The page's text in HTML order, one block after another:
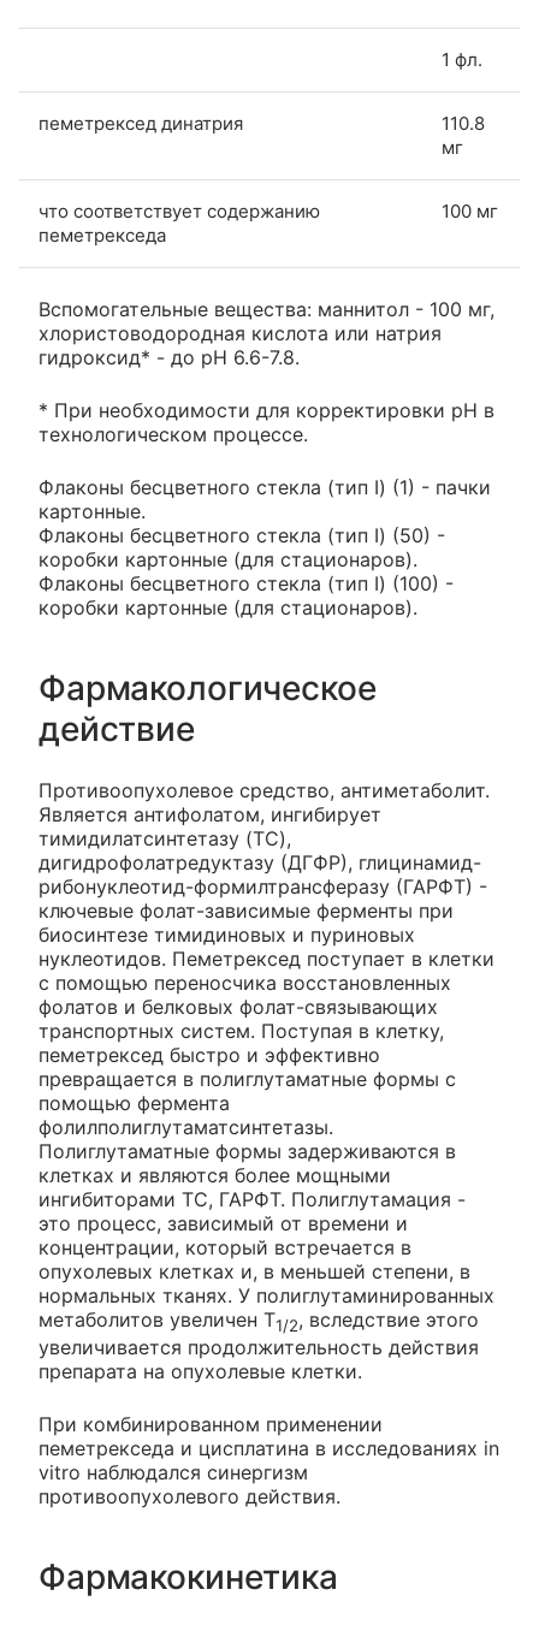
1 фл.
пеметрексед динатрия
110.8
мг
что соответствует содержанию
пеметрекседа
100 мг
Вспомогательные вещества: маннитол - 100 мг,
хлористоводородная кислота или натрия
гидроксид* - до рН 6.6-7.8.
* При необходимости для корректировки рН в
технологическом процессе.
Флаконы бесцветного стекла (тип I) (1) - пачки
картонные.
Флаконы бесцветного стекла (тип I) (50) -
коробки картонные (для стационаров).
Флаконы бесцветного стекла (тип I) (100) -
коробки картонные (для стационаров).
Фармакологическое
действие
Противоопухолевое средство, антиметаболит.
Является антифолатом, ингибирует
тимидилатсинтетазу (TC),
дигидрофолатредуктазу (ДГФР), глицинамид-
рибонуклеотид-формилтрансферазу (ГАРФТ) -
ключевые фолат-зависимые ферменты при
биосинтезе тимидиновых и пуриновых
нуклеотидов. Пеметрексед поступает в клетки
с помощью переносчика восстановленных
фолатов и белковых фолат-связывающих
транспортных систем. Поступая в клетку,
пеметрексед быстро и эффективно
превращается в полиглутаматные формы с
помощью фермента
фолилполиглутаматсинтетазы.
Полиглутаматные формы задерживаются в
клетках и являются более мощными
ингибиторами ТС, ГАРФТ. Полиглутамация -
это процесс, зависимый от времени и
концентрации, который встречается в
опухолевых клетках и, в меньшей степени, в
нормальных тканях. У полиглутаминированных
метаболитов увеличен T1/2, вследствие этого
увеличивается продолжительность действия
препарата на опухолевые клетки.
При комбинированном применении
пеметрекседа и цисплатина в исследованиях in
vitro наблюдался синергизм
противоопухолевого действия.
Фармакокинетика